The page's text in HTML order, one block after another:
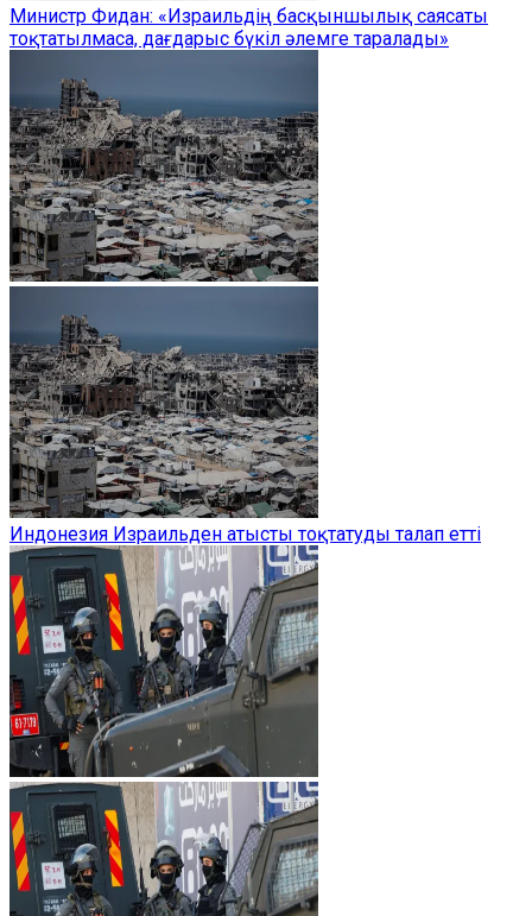
Министр Фидан: «Израильдің басқыншылық саясаты
тоқтатылмаса, дағдарыс бүкіл әлемге таралады»
Индонезия Израильден атысты тоқтатуды талап етті